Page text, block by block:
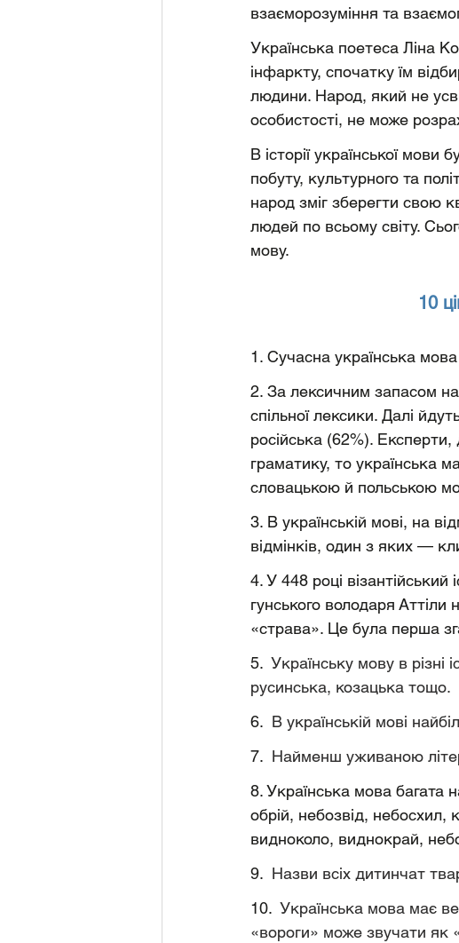
взаєморозуміння та
Українська поетеса Ліна
інфаркту, спочатку їм
людини. Народ, який не
особистості, не може
В історії української мови
побуту, культурного та
народ зміг зберегти свою
людей по всьому світу.
мову.
10
1. Сучасна українська
2. За лексичним запасом
спільної лексики. Далі
російська (62%).
граматику, то українська
словацькою й польською
3. В українській мові, на
відмінків, один з яких —
4. У 448 році
гунського володаря Аттіли
«страва». Це була перша
5. Українську мову в різні
русинська, козацька тощо.
6. В українській мові
7. Найменш уживаною
8. Українська мова багата
обрій, небозвід, небосхил,
видноколо, виднокрай,
9. Назви всіх дитинчат
10. Українська мова має
«вороги» може звучати як